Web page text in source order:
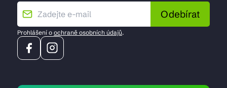
Odebírat
Prohlášení o ochraně osobních údajů.